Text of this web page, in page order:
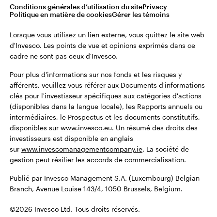
Belgique
English
Dutch
Contactez-nous
Restez connecté
Conditions générales d’utilisation du sitePrivacy
Politique en matière de cookiesGérer les témoins
Lorsque vous utilisez un lien externe, vous quittez le site web
d'Invesco. Les points de vue et opinions exprimés dans ce
cadre ne sont pas ceux d'Invesco.
Pour plus d'informations sur nos fonds et les risques y
afférents, veuillez vous référer aux Documents d'informations
clés pour l'investisseur spécifiques aux catégories d'actions
(disponibles dans la langue locale), les Rapports annuels ou
intermédiaires, le Prospectus et les documents constitutifs,
disponibles sur www.invesco.eu. Un résumé des droits des
investisseurs est disponible en anglais
sur www.invescomanagementcompany.ie. La société de
gestion peut résilier les accords de commercialisation.
Publié par Invesco Management S.A. (Luxembourg) Belgian
Branch, Avenue Louise 143/4, 1050 Brussels, Belgium.
©2026 Invesco Ltd. Tous droits réservés.